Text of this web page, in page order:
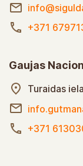
+371
Gaujas
Turaidas
+371